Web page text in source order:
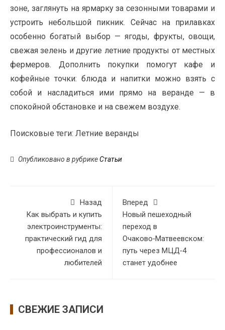
зоне, заглянуть на ярмарку за сезонными товарами и
устроить небольшой пикник. Сейчас на прилавках
особенно богатый выбор — ягоды, фрукты, овощи,
свежая зелень и другие летние продукты от местных
фермеров. Дополнить покупки помогут кафе и
кофейные точки: блюда и напитки можно взять с
собой и насладиться ими прямо на веранде — в
спокойной обстановке и на свежем воздухе.
Поисковые теги: Летние веранды
Опубликовано в рубрикеСтатьи
Назад
Как выбрать и купить
электроинструменты:
практический гид для
профессионалов и
любителей
Вперед
Новый пешеходный
переход в
Очаково‑Матвеевском:
путь через МЦД‑4
станет удобнее
СВЕЖИЕ ЗАПИСИ